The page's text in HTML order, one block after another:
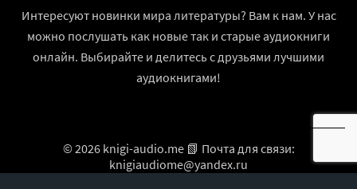
Интересуют новинки мира литературы? Вам к нам. У нас
можно послушать как новые так и старые аудиокниги
онлайн. Выбирайте и делитесь с друзьями лучшими
аудиокнигами!
© 2026 knigi-audio.me 📗 Почта для связи:
knigiaudiome@yandex.ru